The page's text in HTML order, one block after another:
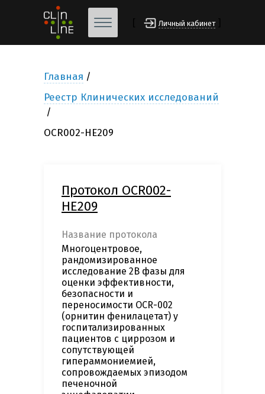
Личный кабинет
Главная
Реестр Клинических исследований
OCR002-HE209
Протокол OCR002-
HE209
Название протокола
Многоцентровое,
рандомизированное
исследование 2B фазы для
оценки эффективности,
безопасности и
переносимости OCR-002
(орнитин фенилацетат) у
госпитализированных
пациентов с циррозом и
сопутствующей
гипераммониемией,
сопровождаемых эпизодом
печеночной